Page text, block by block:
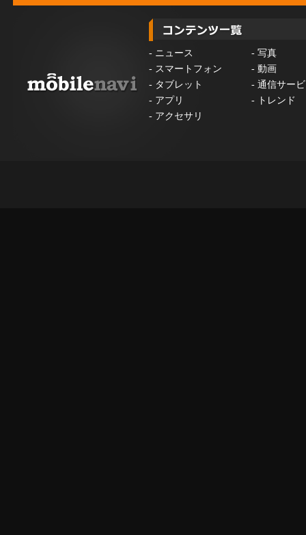
- ニュース - 写真
- スマートフォン - 動画
- タブレット - 通信サー
- アプリ -
トレンド
- アクセサリ